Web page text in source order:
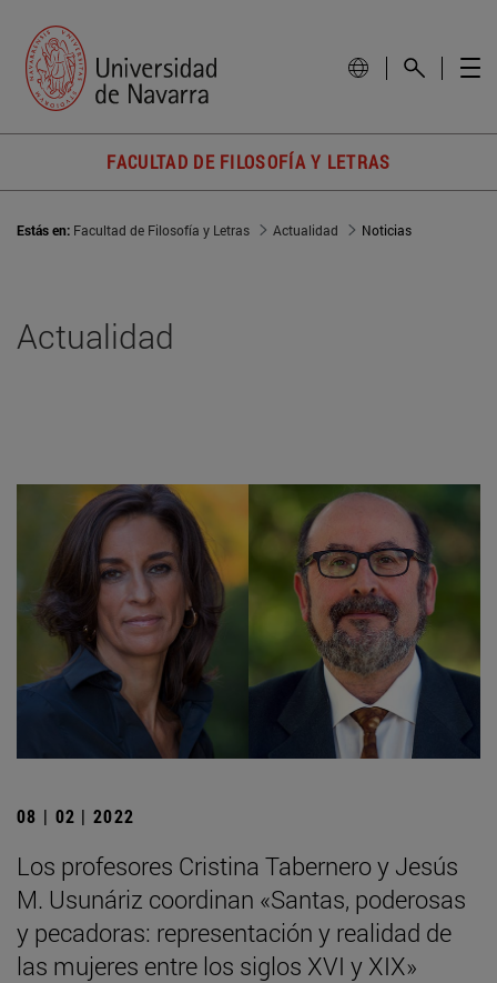
FACULTAD DE FILOSOFÍA Y LETRAS
Estás en: Facultad de Filosofía y Letras Actualidad Noticias
Actualidad
08 | 02 | 2022
Los profesores Cristina Tabernero y Jesús
M. Usunáriz coordinan «Santas, poderosas
y pecadoras: representación y realidad de
las mujeres entre los siglos XVI y XIX»